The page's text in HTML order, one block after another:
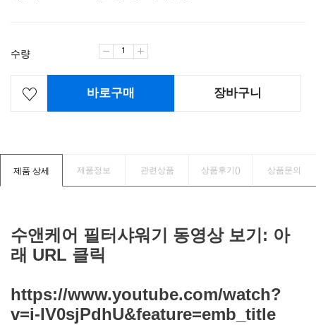
수량
바로구매 장바구니
제품 상세 제품정보 관련상품 상품후기() 상품문의
수앤케어 필터샤워기 동영상 보기: 아
래 URL 클릭
https://www.youtube.com/watch?
v=i-IV0sjPdhU&feature=emb_title